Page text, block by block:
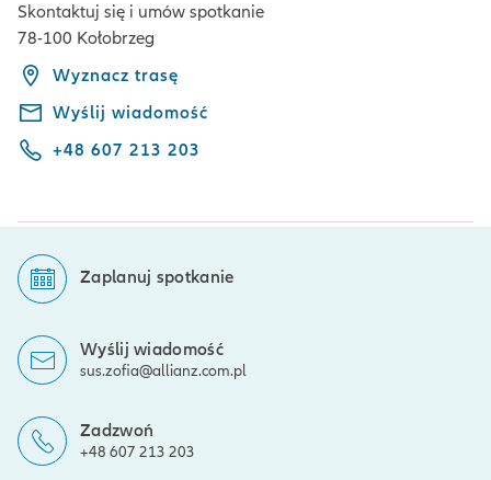
Skontaktuj się i umów spotkanie
78-100 Kołobrzeg
Wyznacz trasę
Wyślij wiadomość
+48 607 213 203
Zaplanuj spotkanie
Wyślij wiadomość
sus.zofia@allianz.com.pl
Zadzwoń
+48 607 213 203